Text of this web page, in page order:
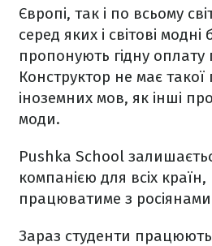
Європі, так і по всьому
серед яких і світові
пропонують гідну оплату
Конструктор не має такої
іноземних мов, як інші
моди.
Pushka School
компанією для всіх країн,
працюватиме з
Зараз студенти